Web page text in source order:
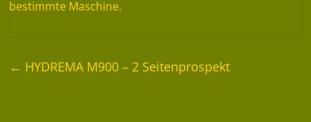
bestimmte Maschine.
← HYDREMA M900 – 2 Seitenprospekt